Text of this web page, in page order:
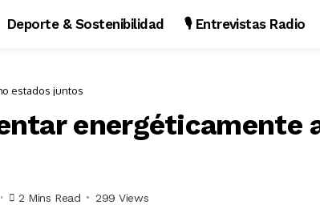
Deporte & Sostenibilidad 🎙️ Entrevistas Radio
estados juntos
energéticamente
2 Mins Read 299 Views